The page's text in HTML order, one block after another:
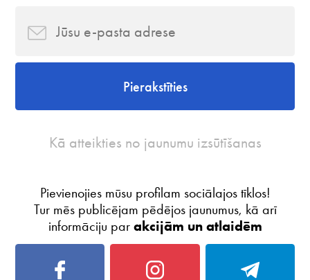
Pierakstīties
Kā atteikties no jaunumu izsūtīšanas
Pievienojies mūsu profilam sociālajos tīklos!
Tur mēs publicējam pēdējos jaunumus, kā arī
informāciju par akcijām un atlaidēm